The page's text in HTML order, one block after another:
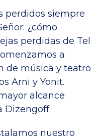
perdidos siempre
¿cómo
perdidas de Tel
a
de música y teatro
Arni y Yonit.
alcance
Dizengoff.
nuestro